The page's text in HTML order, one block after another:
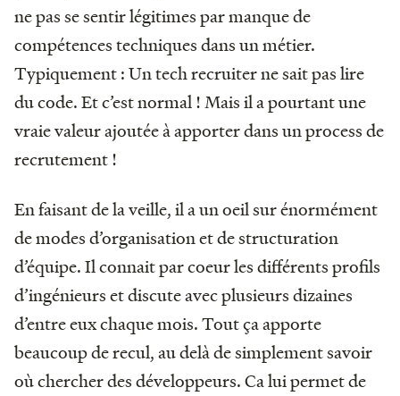
ne pas se sentir légitimes par manque de
compétences techniques dans un métier.
Typiquement : Un tech recruiter ne sait pas lire
du code. Et c’est normal ! Mais il a pourtant une
vraie valeur ajoutée à apporter dans un process de
recrutement !
En faisant de la veille, il a un oeil sur énormément
de modes d’organisation et de structuration
d’équipe. Il connait par coeur les différents profils
d’ingénieurs et discute avec plusieurs dizaines
d’entre eux chaque mois. Tout ça apporte
beaucoup de recul, au delà de simplement savoir
où chercher des développeurs. Ca lui permet de